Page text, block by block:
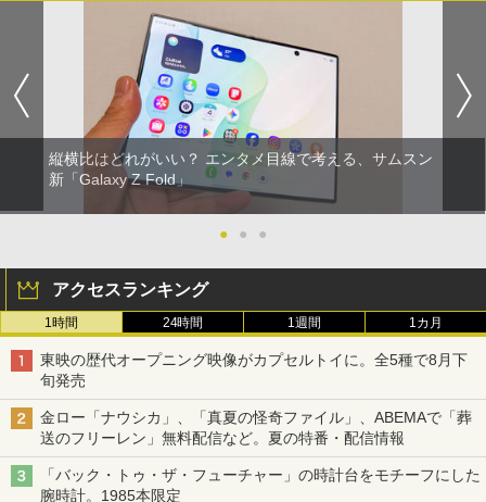
縦横比はどれがいい？ エンタメ目線で考える、サムスン
新「Galaxy Z Fold」
● ● ●
アクセスランキング
1時間 24時間 1週間 1カ月
東映の歴代オープニング映像がカプセルトイに。全5種で8月下
旬発売
金ロー「ナウシカ」、「真夏の怪奇ファイル」、ABEMAで「葬
送のフリーレン」無料配信など。夏の特番・配信情報
「バック・トゥ・ザ・フューチャー」の時計台をモチーフにした
腕時計。1985本限定